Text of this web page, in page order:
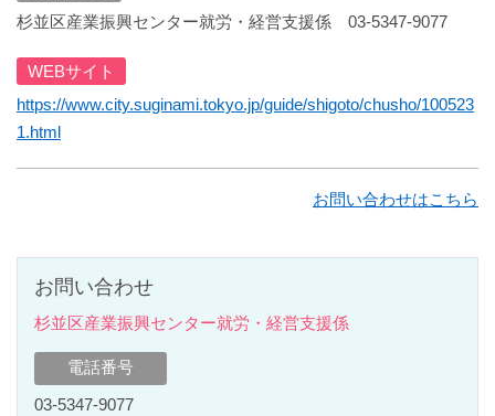
杉並区産業振興センター就労・経営支援係 03-5347-9077
WEBサイト
https://www.city.suginami.tokyo.jp/guide/shigoto/chusho/100523
1.html
お問い合わせはこちら
お問い合わせ
杉並区産業振興センター就労・経営支援係
電話番号
03-5347-9077